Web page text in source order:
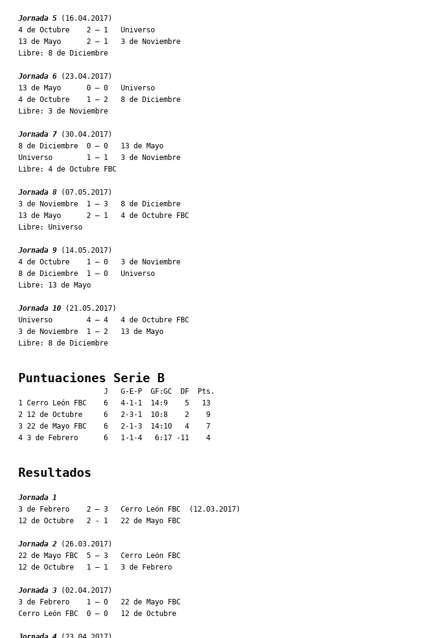
Jornada 5 (16.04.2017)
4 de Octubre    2 – 1   Universo
13 de Mayo      2 – 1   3 de Noviembre
Libre: 8 de Diciembre
Jornada 6 (23.04.2017)
13 de Mayo      0 – 0   Universo
4 de Octubre    1 – 2   8 de Diciembre
Libre: 3 de Noviembre
Jornada 7 (30.04.2017)
8 de Diciembre  0 – 0   13 de Mayo
Universo        1 – 1   3 de Noviembre
Libre: 4 de Octubre FBC
Jornada 8 (07.05.2017)
3 de Noviembre  1 – 3   8 de Diciembre
13 de Mayo      2 – 1   4 de Octubre FBC
Libre: Universo
Jornada 9 (14.05.2017)
4 de Octubre    1 – 0   3 de Noviembre
8 de Diciembre  1 – 0   Universo
Libre: 13 de Mayo
Jornada 10 (21.05.2017)
Universo        4 – 4   4 de Octubre FBC
3 de Noviembre  1 – 2   13 de Mayo
Libre: 8 de Diciembre
Puntuaciones Serie B
                    J   G-E-P  GF:GC  DF  Pts.
1 Cerro León FBC    6   4-1-1  14:9    5   13
2 12 de Octubre     6   2-3-1  10:8    2    9
3 22 de Mayo FBC    6   2-1-3  14:10   4    7
4 3 de Febrero      6   1-1-4   6:17 -11    4
Resultados
Jornada 1
3 de Febrero    2 – 3   Cerro León FBC  (12.03.2017)
12 de Octubre   2 - 1   22 de Mayo FBC
Jornada 2 (26.03.2017)
22 de Mayo FBC  5 – 3   Cerro León FBC
12 de Octubre   1 – 1   3 de Febrero
Jornada 3 (02.04.2017)
3 de Febrero    1 – 0   22 de Mayo FBC
Cerro León FBC  0 – 0   12 de Octubre